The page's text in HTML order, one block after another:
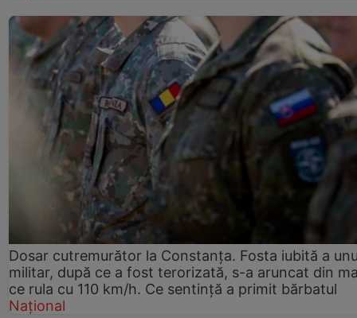
Dosar cutremurător la Constanța. Fosta iubită a
militar, după ce a fost terorizată, s-a aruncat din
ce rula cu 110 km/h. Ce sentință a primit bărbatul
Național